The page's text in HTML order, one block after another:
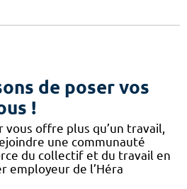
de poser vos
!
vous offre plus qu’un travail,
une communauté
du collectif et du travail en
employeur de l’Héra